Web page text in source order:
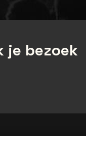
je bezoek